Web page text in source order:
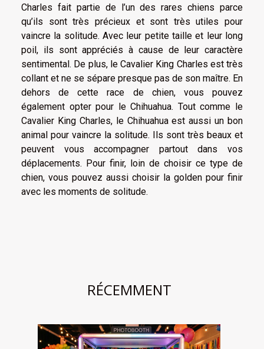
Charles fait partie de l’un des rares chiens parce
qu’ils sont très précieux et sont très utiles pour
vaincre la solitude. Avec leur petite taille et leur long
poil, ils sont appréciés à cause de leur caractère
sentimental. De plus, le Cavalier King Charles est très
collant et ne se sépare presque pas de son maître. En
dehors de cette race de chien, vous pouvez
également opter pour le Chihuahua. Tout comme le
Cavalier King Charles, le Chihuahua est aussi un bon
animal pour vaincre la solitude. Ils sont très beaux et
peuvent vous accompagner partout dans vos
déplacements. Pour finir, loin de choisir ce type de
chien, vous pouvez aussi choisir la golden pour finir
avec les moments de solitude.
RÉCEMMENT